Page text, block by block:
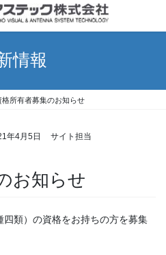
情報
格所有者募集のお知らせ
年4月5日 サイト担当
お知らせ
類）の資格をお持ちの方を募集